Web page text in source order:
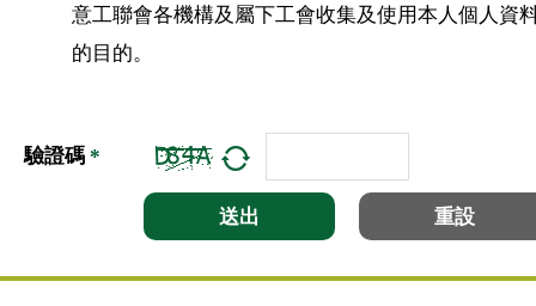
意工聯會各機構及屬下工會收集及使用本人個人資
的目的。
驗證碼 *
送出 重設